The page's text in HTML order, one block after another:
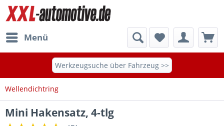
Menü
Werkzeugsuche über Fahrzeug >>
Wellendichtring
Mini Hakensatz, 4-tlg